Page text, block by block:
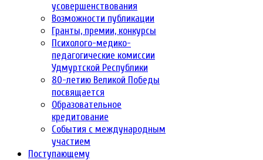
усовершенствования
Возможности публикации
Гранты, премии, конкурсы
Психолого-медико-
педагогические комиссии
Удмуртской Республики
80-летию Великой Победы
посвящается
Образовательное
кредитование
События с международным
участием
Поступающему